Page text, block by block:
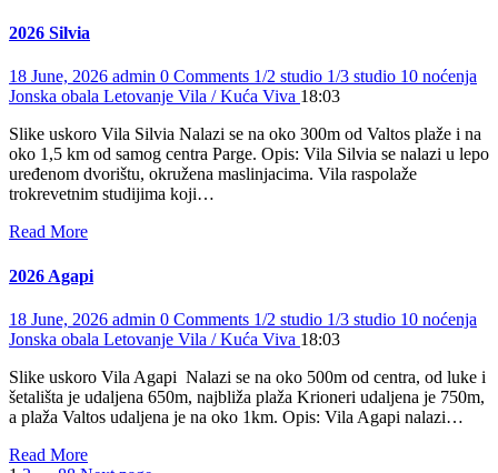
2026 Silvia
18 June, 2026 admin 0 Comments 1/2 studio 1/3 studio 10 noćenja
Jonska obala Letovanje Vila / Kuća Viva 18:03
Slike uskoro Vila Silvia Nalazi se na oko 300m od Valtos plaže i na
oko 1,5 km od samog centra Parge. Opis: Vila Silvia se nalazi u lepo
uređenom dvorištu, okružena maslinjacima. Vila raspolaže
trokrevetnim studijima koji…
Read More
2026 Agapi
18 June, 2026 admin 0 Comments 1/2 studio 1/3 studio 10 noćenja
Jonska obala Letovanje Vila / Kuća Viva 18:03
Slike uskoro Vila Agapi Nalazi se na oko 500m od centra, od luke i
šetališta je udaljena 650m, najbliža plaža Krioneri udaljena je 750m,
a plaža Valtos udaljena je na oko 1km. Opis: Vila Agapi nalazi…
Read More